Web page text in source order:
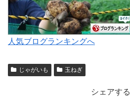
人気ブログランキングへ
じゃがいも 玉ねぎ
シェアする